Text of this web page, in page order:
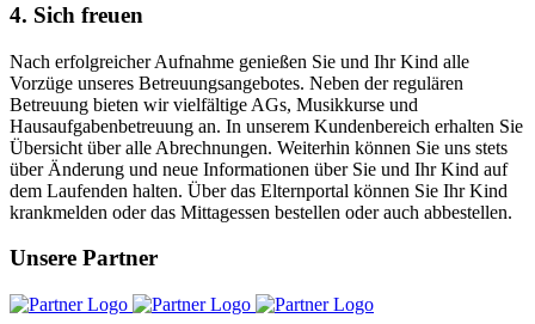
4. Sich freuen
Nach erfolgreicher Aufnahme genießen Sie und Ihr Kind alle
Vorzüge unseres Betreuungsangebotes. Neben der regulären
Betreuung bieten wir vielfältige AGs, Musikkurse und
Hausaufgabenbetreuung an. In unserem Kundenbereich erhalten Sie
Übersicht über alle Abrechnungen. Weiterhin können Sie uns stets
über Änderung und neue Informationen über Sie und Ihr Kind auf
dem Laufenden halten. Über das Elternportal können Sie Ihr Kind
krankmelden oder das Mittagessen bestellen oder auch abbestellen.
Unsere Partner